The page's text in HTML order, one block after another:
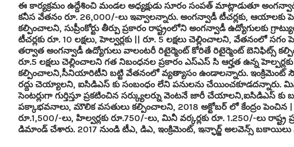
ఈ కార్యక్రమం ఉద్దేశించి మండల అధ్యక్షుడు సూరం సంపత్ మాట్లాడుతూ
కనీస వేతనం రూ. 26,000/-లు ఇవ్వాలన్నారు. అంగన్వాడీ టీచర్లకు, ఆయాలకు
కల్పించాలని, సుప్రీంకోర్టు తీర్పు ప్రకారం రాష్ట్రంలోని అంగన్వాడీ ఉద్యోగులకు
టీచర్లకు రూ. 10 లక్షలు, హెల్వర్లకు || రూ. 5 లక్షలు చెల్లించాలని, వేతనంలో
తర్వాత అంగన్వాడీ ఉద్యోగులు వాలంటరీ రిటైర్మెంట్ కోరితే రిటైర్మెంట్ బెనిఫిట్స్
రూ.5 లక్షలు చెల్లించాలని గత నిబంధనల ప్రకారం ఎస్ఎస్ సి ఆర్హత ఉన్న
కల్పించాలని,సీనియారిటీని బట్టి వేతనంలో వ్యత్యాసం ఉండాలన్నారు. ఇంక్రిమెంట్
రద్దు చెయ్యాలని, ఐసిడిఎస్ కు సంబంధం లేని పనులను చేయించకూడదన్నారు.
సెంటర్లుగా గుర్తిస్తూ ప్రకటించిన సర్క్యులర్ను వెంటనే జారీ చేయాలని,ఐసిడిఎస్
పక్కాభవనాలు, మౌలిక వసతులు కల్పించాలని, 2018 అక్టోబర్ లో కేంద్రం పెంచిన |
రూ.1,500/-లు, హిల్వర్లకు రూ.750/-లు, మినీ వర్కర్లకు రూ. 1.250/-లు
డిమాండ్ చేశారు. 2017 నుండి టీఎ, డిఎ, ఇంక్రిమెంట్, ఇన్ఛార్జ్ అలవెన్స్ బకాయిలు